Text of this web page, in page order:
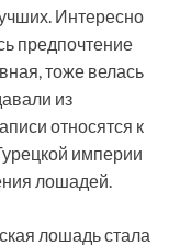
Интересно
предпочтение
тоже велась
из
относятся к
империи
лошадей.
лошадь стала